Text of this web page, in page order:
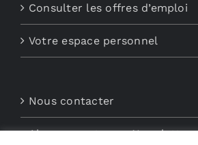
Consulter les offres d’emploi
Votre espace personnel
Nous contacter
Abonnements aux Newsletters